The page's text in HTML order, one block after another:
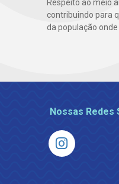
Respeito ao meio
contribuindo para
da população
Nossas Redes